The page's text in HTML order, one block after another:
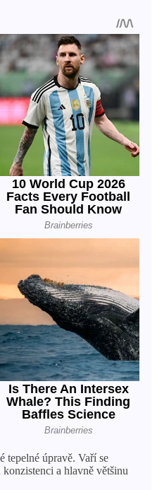
tepelné úpravě. Vaří se
a hlavně většinu